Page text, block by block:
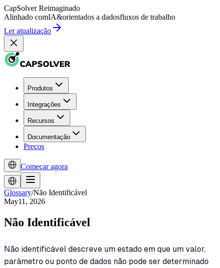
CapSolver Reimaginado
Alinhado comIA&orientados a dadosfluxos de trabalho
Ler atualização
Produtos
Integrações
Recursos
Documentação
Preços
Começar agora
Glossary/Não Identificável
May11, 2026
Não Identificável
Não identificável descreve um estado em que um valor,
parâmetro ou ponto de dados não pode ser determinado